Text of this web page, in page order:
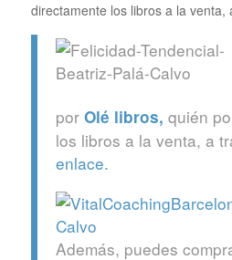
directamente los libros a la venta,
por Olé libros, quién
los libros a la venta, a
enlace.
Además, puedes